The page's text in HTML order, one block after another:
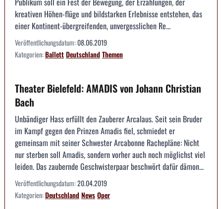
kreativen Höhen-flüge und bildstarken Erlebnisse entstehen, das
einer Kontinent-übergreifenden, unvergesslichen Re...
Veröffentlichungsdatum:08.06.2019
Kategorien:BallettDeutschlandThemen
Theater Bielefeld: AMADIS von Johann Christian
Bach
Unbändiger Hass erfüllt den Zauberer Arcalaus. Seit sein Bruder
im Kampf gegen den Prinzen Amadis fiel, schmiedet er
gemeinsam mit seiner Schwester Arcabonne Rachepläne: Nicht
nur sterben soll Amadis, sondern vorher auch noch möglichst viel
leiden. Das zaubernde Geschwisterpaar beschwört dafür dämon...
Veröffentlichungsdatum:20.04.2019
Kategorien:DeutschlandNewsOper